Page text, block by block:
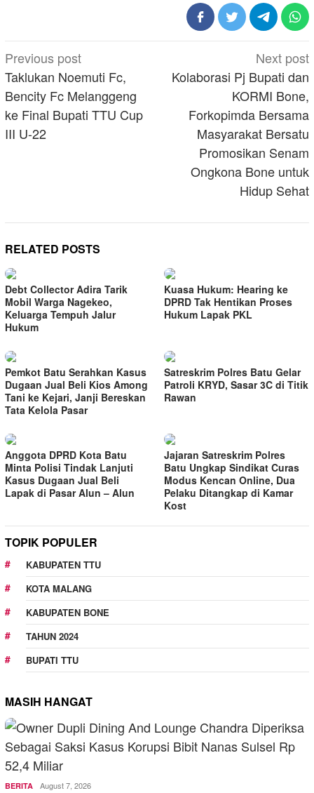
Post
navigation
Previous post
Taklukan Noemuti Fc,
Bencity Fc Melanggeng
ke Final Bupati TTU Cup
III U-22
Next post
Kolaborasi Pj Bupati dan
KORMI Bone,
Forkopimda Bersama
Masyarakat Bersatu
Promosikan Senam
Ongkona Bone untuk
Hidup Sehat
RELATED POSTS
Debt Collector Adira Tarik
Mobil Warga Nagekeo,
Keluarga Tempuh Jalur
Hukum
Kuasa Hukum: Hearing ke
DPRD Tak Hentikan Proses
Hukum Lapak PKL
Pemkot Batu Serahkan Kasus
Dugaan Jual Beli Kios Among
Tani ke Kejari, Janji Bereskan
Tata Kelola Pasar
Satreskrim Polres Batu Gelar
Patroli KRYD, Sasar 3C di Titik
Rawan
Anggota DPRD Kota Batu
Minta Polisi Tindak Lanjuti
Kasus Dugaan Jual Beli
Lapak di Pasar Alun – Alun
Jajaran Satreskrim Polres
Batu Ungkap Sindikat Curas
Modus Kencan Online, Dua
Pelaku Ditangkap di Kamar
Kost
TOPIK POPULER
KABUPATEN TTU
KOTA MALANG
KABUPATEN BONE
TAHUN 2024
BUPATI TTU
MASIH HANGAT
BERITA August 7, 2026